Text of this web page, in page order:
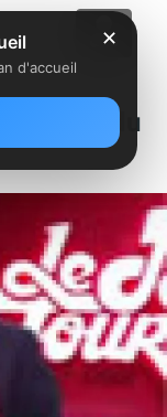
du
✕
d'accueil